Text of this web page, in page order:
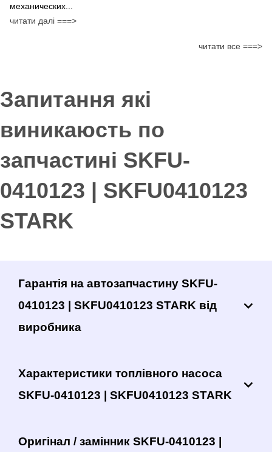
механических...
читати далі ===>
читати все ===>
Запитання які
виникаюсть по
запчастині SKFU-
0410123 | SKFU0410123
STARK
Гарантія на автозапчастину SKFU-
0410123 | SKFU0410123 STARK від
виробника
Характеристики топлівного насоса
SKFU-0410123 | SKFU0410123 STARK
Оригінал / замінник SKFU-0410123 |